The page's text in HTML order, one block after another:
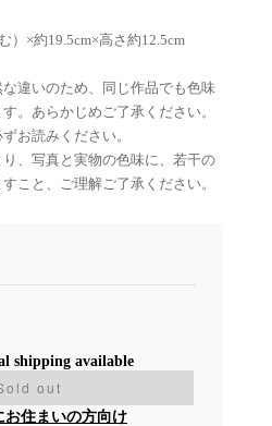
）×約19.5cm×高さ約12.5cm
違いのため、同じ作品でも色味
。あらかじめご了承ください。
お読みください。
、写真と実物の色味に、若干の
こと、ご理解ご了承ください。
shipping available
out
お住まいの方向け